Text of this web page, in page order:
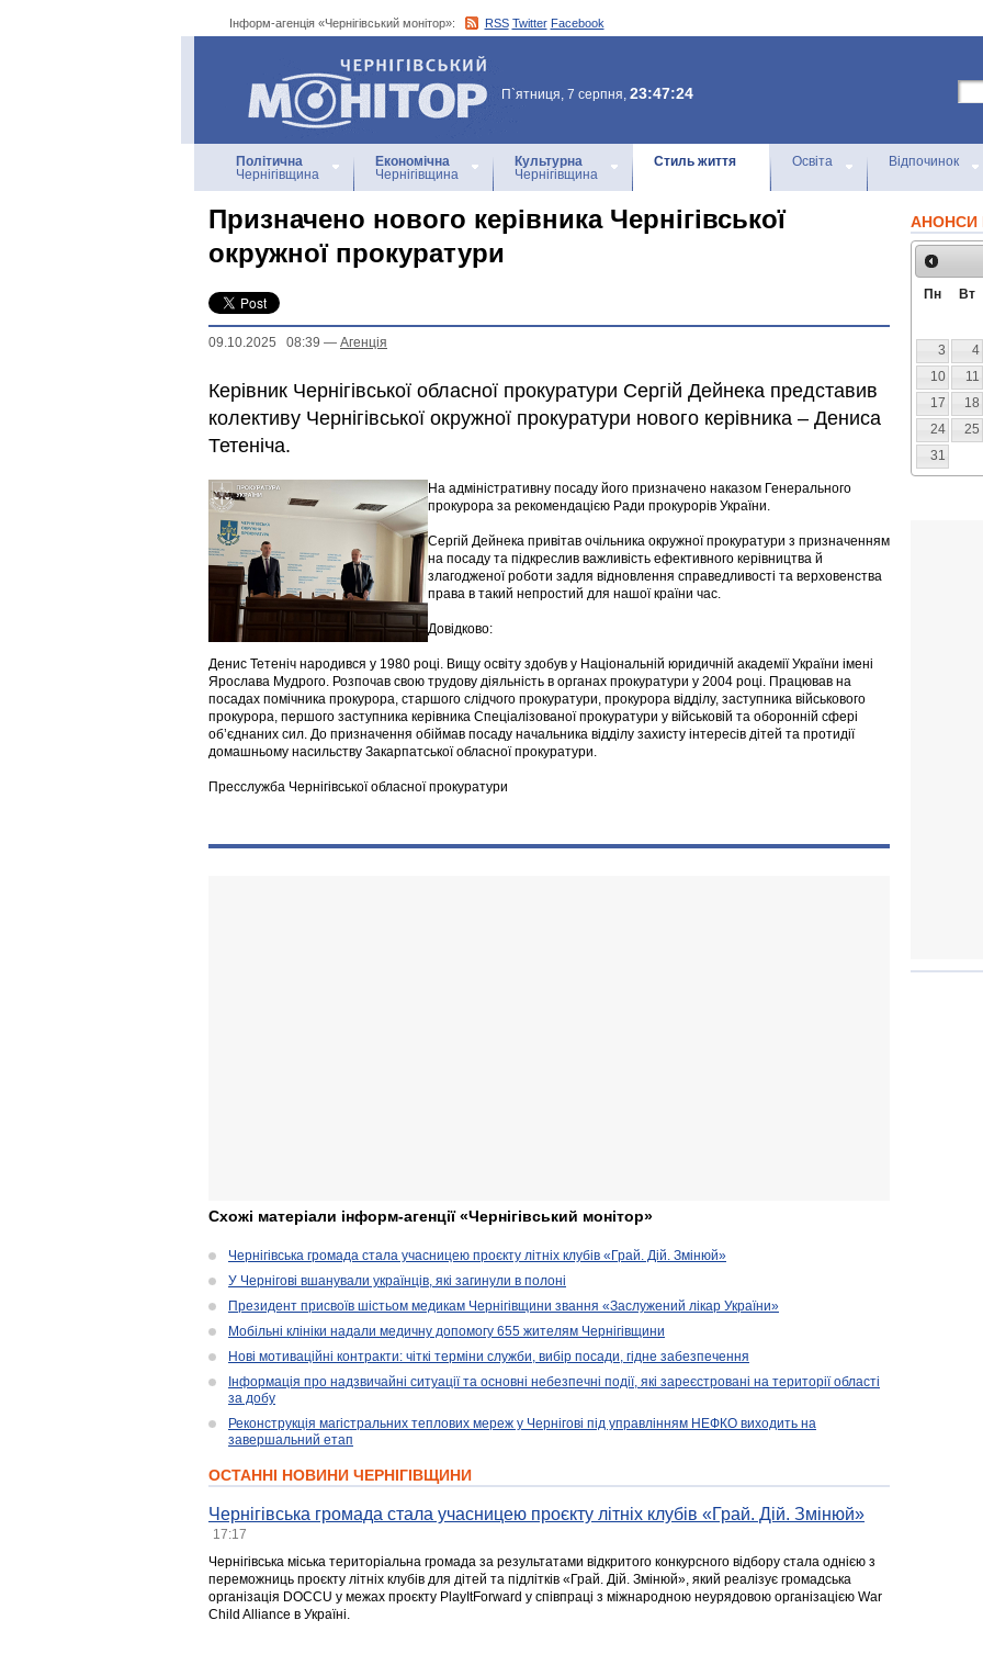
Інформ-агенція «Чернігівський монітор»: RSS Twitter Facebook
Інформ-агенція
«Чернігівський монітор»
П`ятниця, 7 серпня, 23:47:24
Політична
Чернігівщина
Економічна
Чернігівщина
Культурна
Чернігівщина
Стиль життя Освіта Відпочинок
Призначено нового керівника Чернігівської
окружної прокуратури
09.10.2025 08:39 — Агенцiя
Керівник Чернігівської обласної прокуратури Сергій Дейнека представив
колективу Чернігівської окружної прокуратури нового керівника – Дениса
Тетеніча.
На адміністративну посаду його призначено наказом Генерального
прокурора за рекомендацією Ради прокурорів України.
Сергій Дейнека привітав очільника окружної прокуратури з призначенням
на посаду та підкреслив важливість ефективного керівництва й
злагодженої роботи задля відновлення справедливості та верховенства
права в такий непростий для нашої країни час.
Довідково:
Денис Тетеніч народився у 1980 році. Вищу освіту здобув у Національній юридичній академії України імені
Ярослава Мудрого. Розпочав свою трудову діяльність в органах прокуратури у 2004 році. Працював на
посадах помічника прокурора, старшого слідчого прокуратури, прокурора відділу, заступника військового
прокурора, першого заступника керівника Спеціалізованої прокуратури у військовій та оборонній сфері
об’єднаних сил. До призначення обіймав посаду начальника відділу захисту інтересів дітей та протидії
домашньому насильству Закарпатської обласної прокуратури.
Пресслужба Чернігівської обласної прокуратури
Схожі матеріали інформ-агенції «Чернігівський монітор»
Чернігівська громада стала учасницею проєкту літніх клубів «Грай. Дій. Змінюй»
У Чернігові вшанували українців, які загинули в полоні
Президент присвоїв шістьом медикам Чернігівщини звання «Заслужений лікар України»
Мобільні клініки надали медичну допомогу 655 жителям Чернігівщини
Нові мотиваційні контракти: чіткі терміни служби, вибір посади, гідне забезпечення
Інформація про надзвичайні ситуації та основні небезпечні події, які зареєстровані на території області
за добу
Реконструкція магістральних теплових мереж у Чернігові під управлінням НЕФКО виходить на
завершальний етап
ОСТАННІ НОВИНИ ЧЕРНІГІВЩИНИ
Чернігівська громада стала учасницею проєкту літніх клубів «Грай. Дій. Змінюй»
17:17
Чернігівська міська територіальна громада за результатами відкритого конкурсного відбору стала однією з
переможниць проєкту літніх клубів для дітей та підлітків «Грай. Дій. Змінюй», який реалізує громадська
організація DOCCU у межах проєкту PlayItForward у співпраці з міжнародною неурядовою організацією War
Child Alliance в Україні.
АНОНСИ
Пн Вт
3
4
10
11
17
18
24
25
31